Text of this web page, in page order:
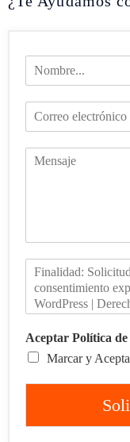
Aceptar Política
Marcar y